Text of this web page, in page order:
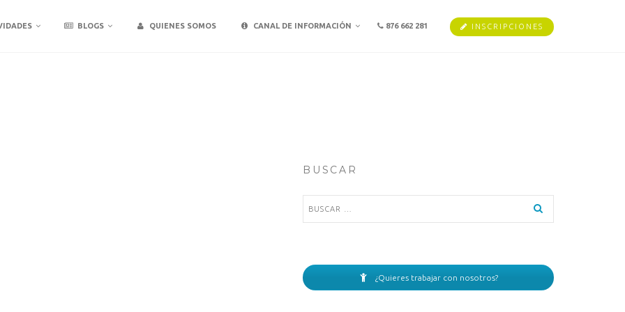
BLOGS QUIENES SOMOS CANAL DE INFORMACIÓN 876 662 281 INSCRIPCIONES
BUSCAR
¿Quieres trabajar con nosotros?